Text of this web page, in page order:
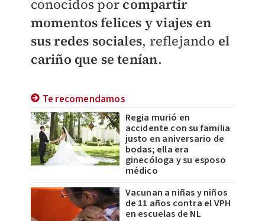
conocidos por compartir
momentos felices y viajes en
sus redes sociales, reflejando el
cariño que se tenían.
Te recomendamos
Regia murió en
accidente con su familia
justo en aniversario de
bodas; ella era
ginecóloga y su esposo
médico
Vacunan a niñas y niños
de 11 años contra el VPH
en escuelas de NL